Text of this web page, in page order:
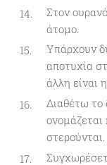
Στον
άτομο.
Υπάρχουν
αποτυχία
άλλη είναι
Διαθέτω το
στερούνται.